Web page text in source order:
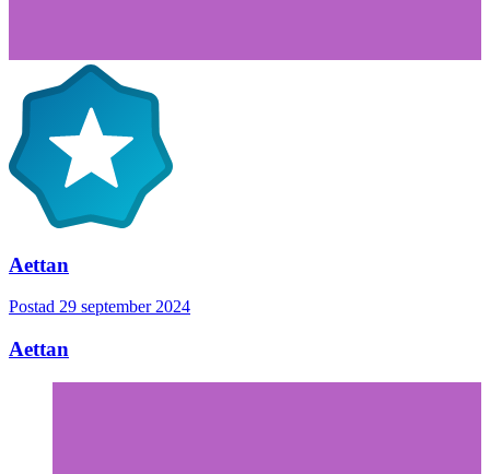
Aettan
Postad 29 september 2024
Aettan